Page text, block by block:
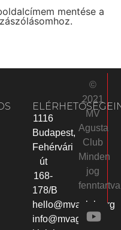
mentése a
1116
Budapest,
Fehérvári
út
168-
178/B
hello@mvaclub.org
info@mvagusta-
©
2021
MV
Agusta
Club
Minden
jog